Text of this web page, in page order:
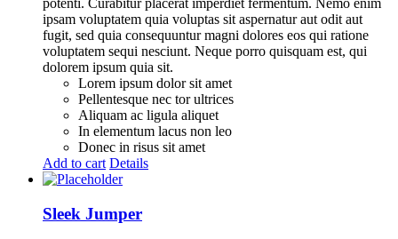
ipsam voluptatem quia voluptas sit aspernatur aut odit aut
fugit, sed quia consequuntur magni dolores eos qui ratione
voluptatem sequi nesciunt. Neque porro quisquam est, qui
dolorem ipsum quia sit.
Lorem ipsum dolor sit amet
Pellentesque nec tor ultrices
Aliquam ac ligula aliquet
In elementum lacus non leo
Donec in risus sit amet
Add to cart Details
Sleek Jumper